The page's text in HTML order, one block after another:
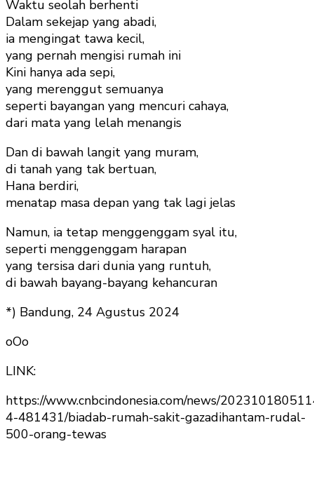
Waktu seolah berhenti
Dalam sekejap yang abadi,
ia mengingat tawa kecil,
yang pernah mengisi rumah ini
Kini hanya ada sepi,
yang merenggut semuanya
seperti bayangan yang mencuri cahaya,
dari mata yang lelah menangis
Dan di bawah langit yang muram,
di tanah yang tak bertuan,
Hana berdiri,
menatap masa depan yang tak lagi jelas
Namun, ia tetap menggenggam syal itu,
seperti menggenggam harapan
yang tersisa dari dunia yang runtuh,
di bawah bayang-bayang kehancuran
*) Bandung, 24 Agustus 2024
oOo
LINK:
https://www.cnbcindonesia.com/news/
4-481431/biadab-rumah-sakit-gazadihantam-rudal-
500-orang-tewas